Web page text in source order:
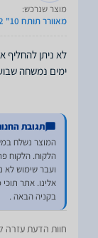
מוצר שנרכש:
מאוורר תותח 10" 8152
לא ניתן להחליף
ימים נמשחה
תגובת
המוצר נשלח
הלקוח. הלקוח
ועבר שימוש לא
אלינו. אתר
בקניה הבאה .
חוות הדעת עזרה